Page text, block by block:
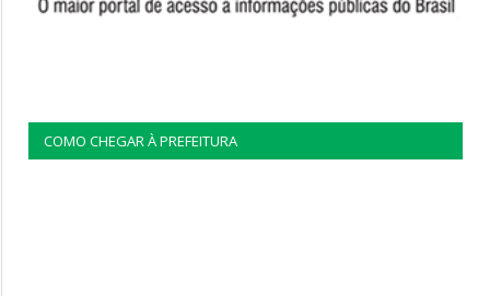
COMO CHEGAR À PREFEITURA